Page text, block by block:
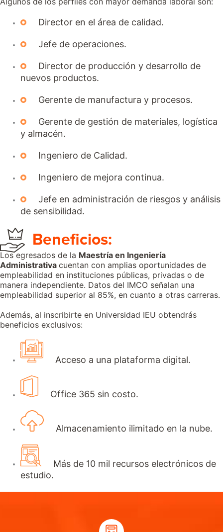
Director en el área de calidad.
Jefe de operaciones.
Director de producción y desarrollo de
nuevos productos.
Gerente de manufactura y procesos.
Gerente de gestión de materiales, logística
y almacén.
Ingeniero de Calidad.
Ingeniero de mejora continua.
Jefe en administración de riesgos y análisis
de sensibilidad.
Beneficios:
Los egresados de la Maestría en Ingeniería
Administrativa cuentan con amplias oportunidades de
empleabilidad en instituciones públicas, privadas o de
manera independiente. Datos del IMCO señalan una
empleabilidad superior al 85%, en cuanto a otras carreras.
Además, al inscribirte en Universidad IEU obtendrás
beneficios exclusivos:
Acceso a una plataforma digital.
Office 365 sin costo.
Almacenamiento ilimitado en la nube.
Más de 10 mil recursos electrónicos de
estudio.